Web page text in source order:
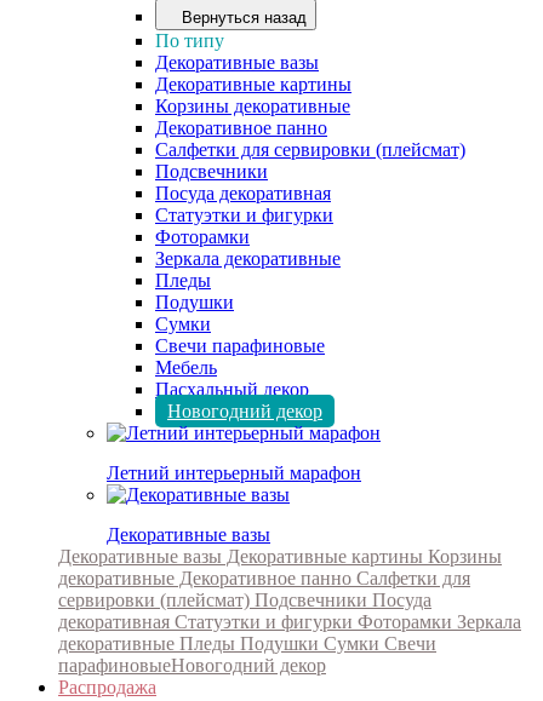
Вернуться назад
По типу
Декоративные вазы
Декоративные картины
Корзины декоративные
Декоративное панно
Салфетки для сервировки (плейсмат)
Подсвечники
Посуда декоративная
Статуэтки и фигурки
Фоторамки
Зеркала декоративные
Пледы
Подушки
Сумки
Свечи парафиновые
Мебель
Пасхальный декор
Новогодний декор
Летний интерьерный марафон
Декоративные вазы
Декоративные вазы Декоративные картины Корзины
декоративные Декоративное панно Салфетки для
сервировки (плейсмат) Подсвечники Посуда
декоративная Статуэтки и фигурки Фоторамки Зеркала
декоративные Пледы Подушки Сумки Свечи
парафиновыеНовогодний декор
Распродажа